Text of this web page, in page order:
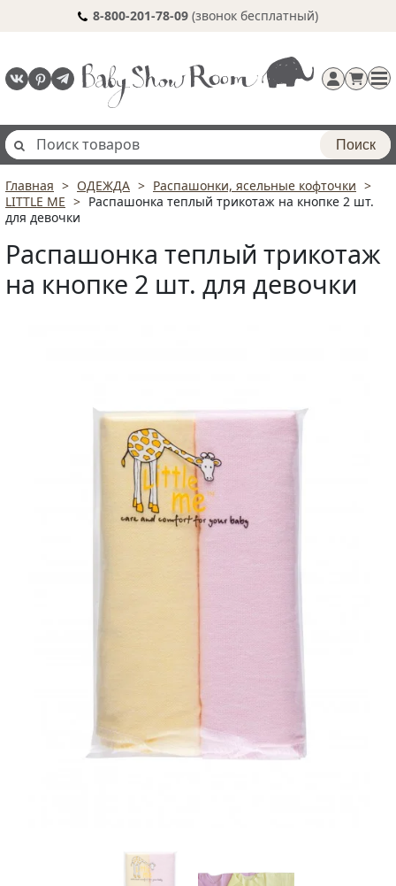
8-800-201-78-09 (звонок бесплатный)
Регистрация
Поиск
Главная ОДЕЖДА
Распашонки, ясельные кофточки
LITTLE ME
Распашонка теплый трикотаж на кнопке 2 шт.
для девочки
Распашонка теплый трикотаж
на кнопке 2 шт. для девочки